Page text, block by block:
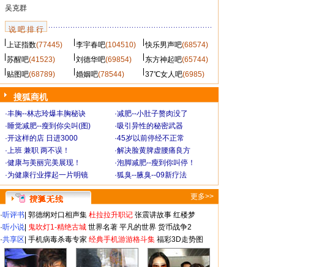
吴克群
说 吧 排 行
上证指数(77445) 李宇春吧(104510) 快乐男声吧(68574)
苏醒吧(41523) 刘德华吧(69854) 东方神起吧(65744)
贴图吧(68789) 婚姻吧(78544) 37℃女人吧(6985)
搜狐商机
·丰胸--林志玲爆丰胸秘诀 ·减肥--小肚子赘肉没了
·睡觉减肥--瘦到你尖叫(图) ·吸引异性的秘密武器
·开这样的店 日进3000 ·45岁以前停经不正常
·上班 兼职 两不误！ ·解决脸黄脾虚腰痛良方
·健康与美丽完美展现！ ·泡脚减肥--瘦到你叫停！
·为健康行业撑起一片明镜 ·狐臭--腋臭--09新疗法
更多>>
·听评书 郭德纲对口相声集 杜拉拉升职记 张震讲故事 红楼梦
·听小说 鬼吹灯1-精绝古城 世界名著 平凡的世界 货币战争2
·共享区 手机病毒杀毒专家 经典手机游游格斗集 福彩3D走势图